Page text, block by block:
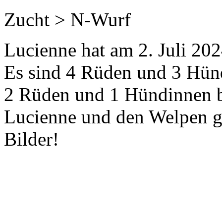
Zucht > N-Wurf
Lucienne hat am 2. Juli
Es sind 4 Rüden und 3
2 Rüden und 1 Hündinnen
Lucienne und den Welpen
Bilder!